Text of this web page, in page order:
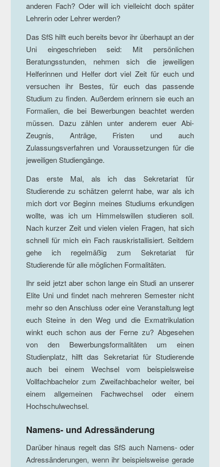
anderen Fach? Oder will ich vielleicht doch später
Lehrerin oder Lehrer werden?
Das SfS hilft euch bereits bevor ihr überhaupt an der
Uni eingeschrieben seid: Mit persönlichen
Beratungsstunden, nehmen sich die jeweiligen
Helferinnen und Helfer dort viel Zeit für euch und
versuchen ihr Bestes, für euch das passende
Studium zu finden. Außerdem erinnern sie euch an
Formalien, die bei Bewerbungen beachtet werden
müssen. Dazu zählen unter anderem euer Abi-
Zeugnis, Anträge, Fristen und auch
Zulassungsverfahren und Voraussetzungen für die
jeweiligen Studiengänge.
Das erste Mal, als ich das Sekretariat für
Studierende zu schätzen gelernt habe, war als ich
mich dort vor Beginn meines Studiums erkundigen
wollte, was ich um Himmelswillen studieren soll.
Nach kurzer Zeit und vielen vielen Fragen, hat sich
schnell für mich ein Fach rauskristallisiert. Seitdem
gehe ich regelmäßig zum Sekretariat für
Studierende für alle möglichen Formalitäten.
Ihr seid jetzt aber schon lange ein Studi an unserer
Elite Uni und findet nach mehreren Semester nicht
mehr so den Anschluss oder eine Veranstaltung legt
euch Steine in den Weg und die Exmatrikulation
winkt euch schon aus der Ferne zu? Abgesehen
von den Bewerbungsformalitäten um einen
Studienplatz, hilft das Sekretariat für Studierende
auch bei einem Wechsel vom beispielsweise
Vollfachbachelor zum Zweifachbachelor weiter, bei
einem allgemeinen Fachwechsel oder einem
Hochschulwechsel.
Namens- und Adressänderung
Darüber hinaus regelt das SfS auch Namens- oder
Adressänderungen, wenn ihr beispielsweise gerade